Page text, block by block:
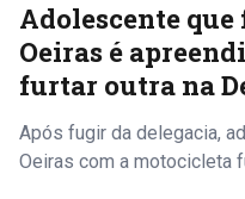
Adolescente
Oeiras é
furtar outra na
Após fugir da delegacia,
Oeiras com a motocicleta